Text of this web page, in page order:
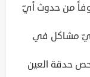
خوفاً من حدوث أيّ
أيّ مشاكل في
حدقة العين